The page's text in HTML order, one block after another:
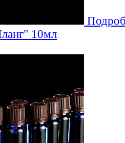
10мл